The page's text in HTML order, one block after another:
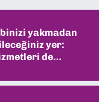
yakmadan
yer:
de